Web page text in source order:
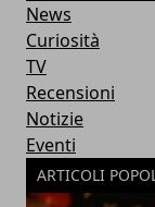
News
Curiosità
TV
Recensioni
Notizie
Eventi
ARTICOLI